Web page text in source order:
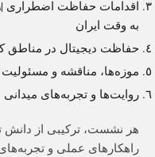
اقدامات حفاظت اضطراری |
به وقت ایران
حفاظت دیجیتال در مناطق
موزه‌ها، مناقشه و
روایت‌ها و تجربه‌های میدانی
هر نشست، ترکیبی از
راهکارهای عملی و